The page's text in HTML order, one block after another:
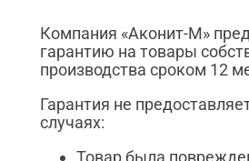
Компания «Аконит-М»
гарантию на товары
производства сроком 12
Гарантия не
случаях:
Товар была